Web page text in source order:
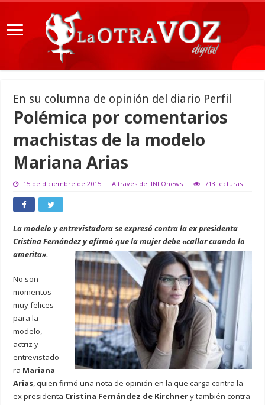
En su columna de opinión del diario Perfil
Polémica por comentarios
machistas de la modelo
Mariana Arias
15 de diciembre de 2015 A través de: INFOnews 713 lecturas
La modelo y entrevistadora se expresó contra la ex presidenta
Cristina Fernández y afirmò que la mujer debe «callar cuando lo
amerita».
No son
momentos
muy felices
para la
modelo,
actriz y
entrevistado
ra Mariana
Arias, quien firmó una nota de opinión en la que carga contra la
ex presidenta Cristina Fernández de Kirchnery también contra